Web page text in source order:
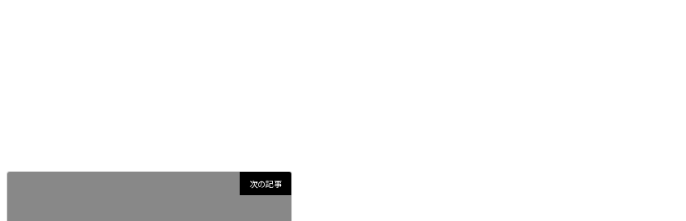
次の記事